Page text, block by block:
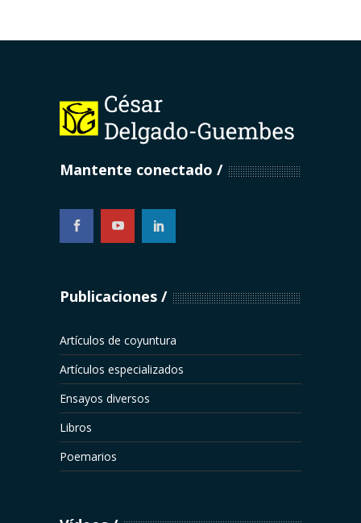
Mantente conectado
...
Publicaciones
Artículos de coyuntura
Artículos especializados
Ensayos diversos
Libros
Poemarios